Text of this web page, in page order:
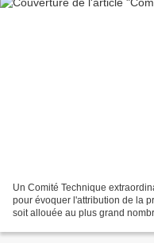
Un Comité Technique
pour évoquer l'attribution de la
soit allouée au plus grand